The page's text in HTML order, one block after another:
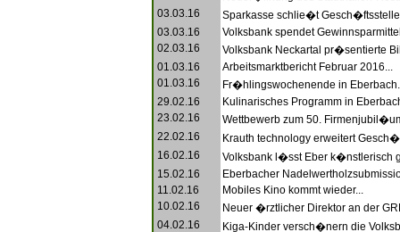
03.03.16
Sparkasse schlie�t
03.03.16
Volksbank spendet
02.03.16
Volksbank Neckartal pr�sentierte
01.03.16
Arbeitsmarktbericht Februar 2016...
01.03.16
Fr�hlingswochenende in
29.02.16
Kulinarisches Programm in
23.02.16
Wettbewerb zum 50.
22.02.16
Krauth technology erweitert
16.02.16
Volksbank l�sst Eber k�nstlerisch
15.02.16
Eberbacher
11.02.16
Mobiles Kino kommt wieder...
10.02.16
Neuer �rztlicher Direktor an der
04.02.16
Kiga-Kinder versch�nern die